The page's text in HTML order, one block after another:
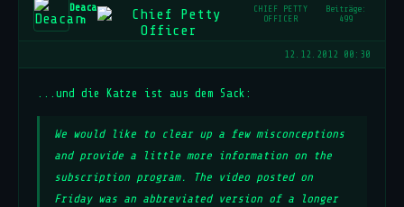
Deaca
n
CHIEF PETTY
OFFICER
Beiträge:
499
12.12.2012 00:30
...und die Katze ist aus dem Sack:
We would like to clear up a few misconceptions
and provide a little more information on the
subscription program. The video posted on
Friday was an abbreviated version of a longer